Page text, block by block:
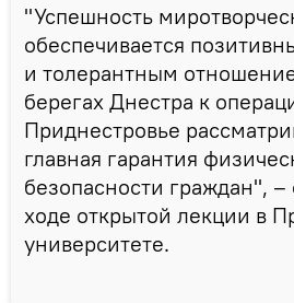
"Успешность
обеспечивается
и толерантным
берегах Днестра к
Приднестровье
главная гарантия
безопасности граждан", –
ходе открытой лекции в
университете.